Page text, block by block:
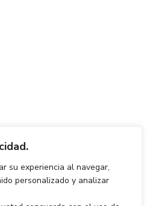
su experiencia al navegar,
personalizado y analizar